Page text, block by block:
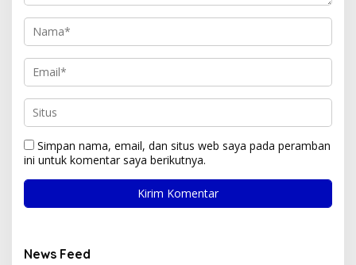
Simpan nama, email, dan situs web saya pada peramban
ini untuk komentar saya berikutnya.
News Feed